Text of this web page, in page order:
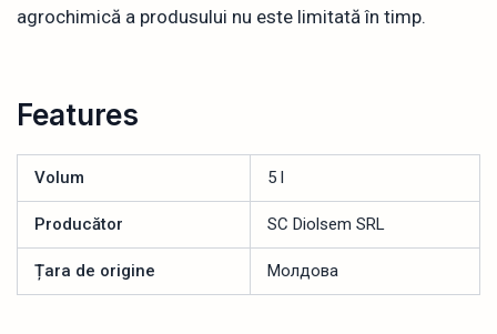
agrochimică a produsului nu este limitată în timp.
Features
Volum 5 l
Producător SC Diolsem SRL
Țara de origine Молдова